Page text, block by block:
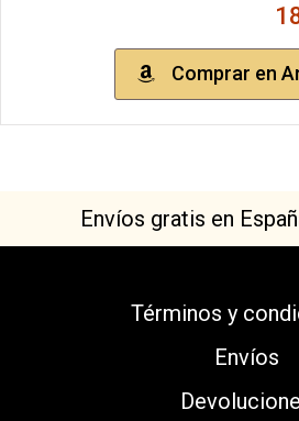
Comprar en
Envíos gratis en
Términos y
Envíos